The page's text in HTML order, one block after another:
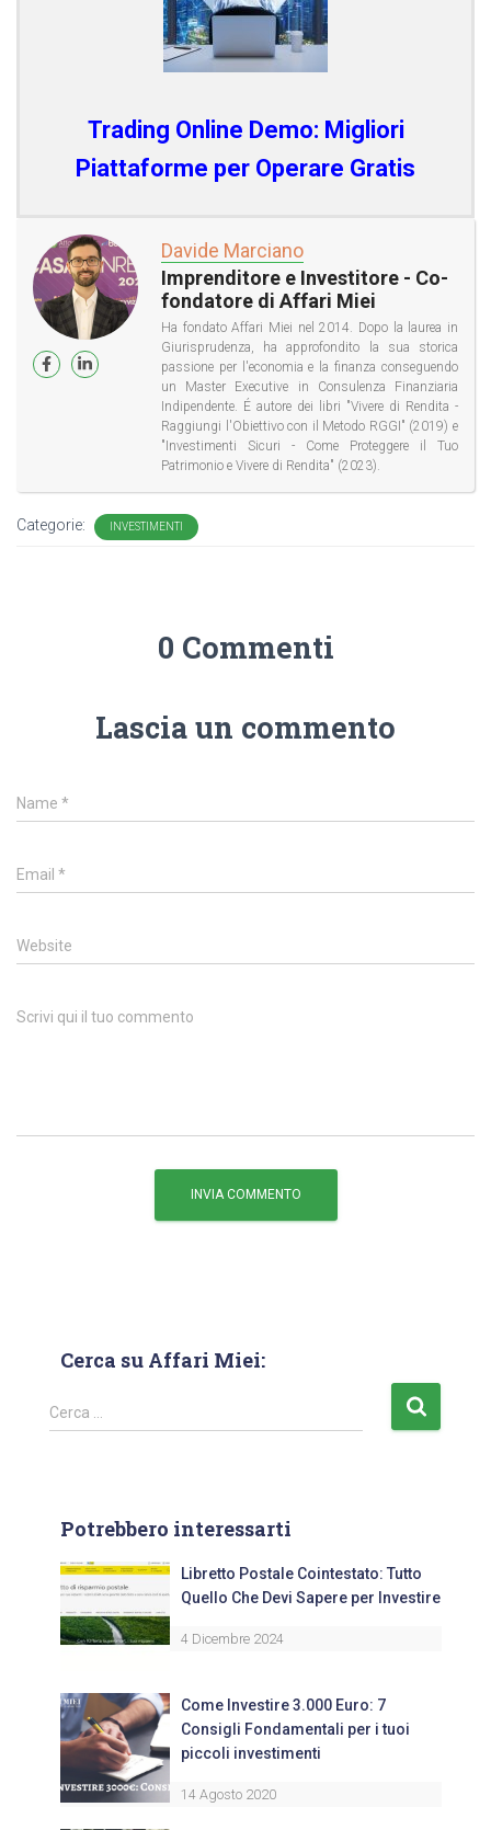
Trading Online Demo: Migliori
Piattaforme per Operare Gratis
Davide Marciano
Imprenditore e Investitore - Co-
fondatore di Affari Miei
Ha fondato Affari Miei nel 2014. Dopo la laurea in
Giurisprudenza, ha approfondito la sua storica
passione per l'economia e la finanza conseguendo
un Master Executive in Consulenza Finanziaria
Indipendente. É autore dei libri "Vivere di Rendita -
Raggiungi l'Obiettivo con il Metodo RGGI" (2019) e
"Investimenti Sicuri - Come Proteggere il Tuo
Patrimonio e Vivere di Rendita" (2023).
Categorie: INVESTIMENTI
0 Commenti
Lascia un commento
Name *
Email *
Website
Scrivi qui il tuo commento
Cerca su Affari Miei:
Cerca …
Potrebbero interessarti
Libretto Postale Cointestato: Tutto
Quello Che Devi Sapere per Investire
4 Dicembre 2024
Come Investire 3.000 Euro: 7
Consigli Fondamentali per i tuoi
piccoli investimenti
14 Agosto 2020